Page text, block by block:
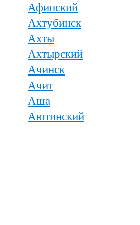
Афипский
Ахтубинск
Ахты
Ахтырский
Ачинск
Ачит
Аша
Аютинский